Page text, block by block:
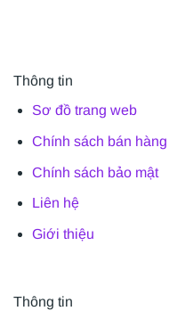
Thông tin
Sơ đồ trang web
Chính sách bán hàng
Chính sách bảo mật
Liên hệ
Giới thiệu
Thông tin